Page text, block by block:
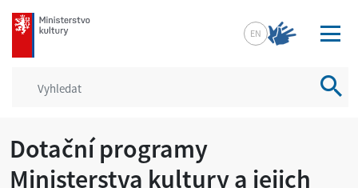
mkcr.cz
EN
Dotační programy
Ministerstva kultury a jejich